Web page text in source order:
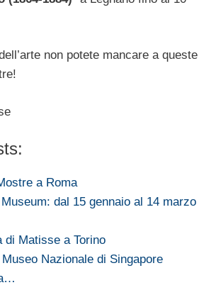
non potete mancare a queste
a Roma
dal 15 gennaio al 14 marzo
di Matisse a Torino
Nazionale di Singapore